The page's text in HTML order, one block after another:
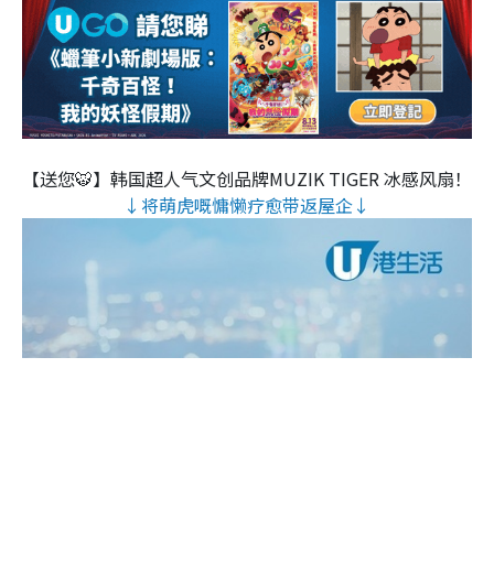
【送您🐯】韩国超人气文创品牌MUZIK TIGER 冰感风扇！
↓将萌虎嘅慵懒疗愈带返屋企↓